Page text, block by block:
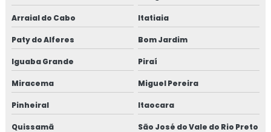
Fábrica de fibra estrutural
Fábrica de fibra metálica para concreto
Fábrica de fibra metálica para concreto em sp
Fábrica de fibra sintética para concreto
Arraial do Cabo Itatiaia
Paty do Alferes Bom Jardim
Iguaba Grande Piraí
Miracema Miguel Pereira
Pinheiral Itaocara
Quissamã São José do Vale do Rio Preto